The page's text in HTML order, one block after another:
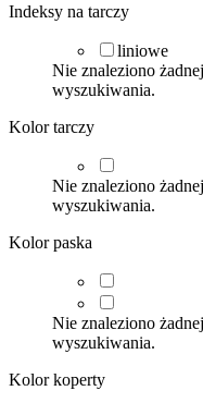
Indeksy na tarczy
liniowe
Nie znaleziono
wyszukiwania.
Kolor tarczy
Nie znaleziono
wyszukiwania.
Kolor paska
Nie znaleziono
wyszukiwania.
Kolor koperty